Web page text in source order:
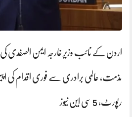
اردن کے نائب وزیر خارجہ ایمن الصفدی کی
مذمت، عالمی برادری سے فوری اقدام کی
رپورٹ، 5 سی این نیوز